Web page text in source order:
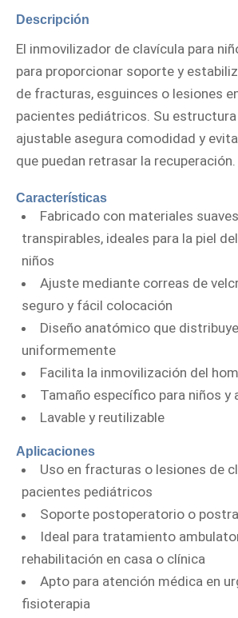
Descripción
El inmovilizador de clavícula para
para proporcionar soporte y
de fracturas, esguinces o lesiones
pacientes pediátricos. Su
ajustable asegura comodidad y
que puedan retrasar la recuperación.
Características
Fabricado con materiales
transpirables, ideales para la piel
niños
Ajuste mediante correas de
seguro y fácil colocación
Diseño anatómico que
uniformemente
Facilita la inmovilización del
Tamaño específico para niños y
Lavable y reutilizable
Aplicaciones
Uso en fracturas o lesiones de
pacientes pediátricos
Soporte postoperatorio o
Ideal para tratamiento
rehabilitación en casa o clínica
Apto para atención médica en
fisioterapia